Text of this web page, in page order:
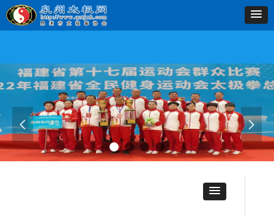
首页 协会简介协会动态学习交流网上教学太极人物县区动态下载中心
联
넳 넲